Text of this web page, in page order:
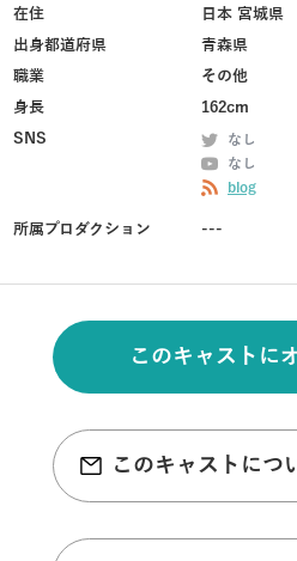
在住
日本 宮城県
出身都道府県
青森県
職業
その他
身長
162cm
SNS
なし
なし
blog
所属プロダクション ---
このキャストに
このキャストにつ